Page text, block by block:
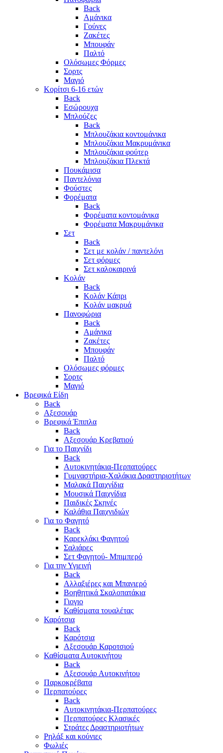
Back
Αμάνικα
Γούνες
Ζακέτες
Μπουφάν
Παλτό
Ολόσωμες Φόρμες
Σορτς
Μαγιό
Κορίτσι 6-16 ετών
Back
Εσώρουχα
Μπλούζες
Back
Μπλουζάκια κοντομάνικα
Μπλουζάκια Μακρυμάνικα
Μπλουζάκια φούτερ
Μπλουζάκια Πλεκτά
Πουκάμισα
Παντελόνια
Φούστες
Φορέματα
Back
Φορέματα κοντομάνικα
Φορέματα Μακρυμάνικα
Σετ
Back
Σετ με κολάν / παντελόνι
Σετ φόρμες
Σετ καλοκαιρινά
Κολάν
Back
Κολάν Κάπρι
Κολάν μακρυά
Πανοφώρια
Back
Αμάνικα
Ζακέτες
Μπουφάν
Παλτό
Ολόσωμες φόρμες
Σορτς
Μαγιό
Βρεφικά Είδη
Back
Αξεσουάρ
Βρεφικά Έπιπλα
Back
Αξεσουάρ Κρεβατιού
Για το Παιχνίδι
Back
Αυτοκινητάκια-Περπατούρες
Γυμναστήρια-Χαλάκια Δραστηριοτήτων
Μαλακά Παιχνίδια
Μουσικά Παιχνίδια
Παιδικές Σκηνές
Καλάθια Παιχνιδιών
Για το Φαγητό
Back
Καρεκλάκι Φαγητού
Σαλιάρες
Σετ Φαγητού- Μπιμπερό
Για την Υγιεινή
Back
Αλλαξιέρες και Μπανιερό
Βοηθητικά Σκαλοπατάκια
Γιογιο
Καθίσματα τουαλέτας
Καρότσια
Back
Καρότσια
Αξεσουάρ Καροτσιού
Καθίσματα Αυτοκινήτου
Back
Αξεσουάρ Αυτοκινήτου
Παρκοκρέβατα
Περπατούρες
Back
Αυτοκινητάκια-Περπατούρες
Περπατούρες Κλασικές
Στράτες Δραστηριοτήτων
Ρηλάξ και κούνιες
Φωλιές